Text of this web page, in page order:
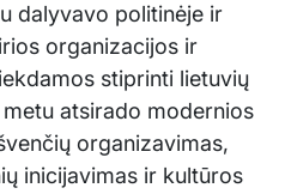
dalyvavo politinėje ir
organizacijos ir
stiprinti lietuvių
atsirado modernios
organizavimas,
inicijavimas ir kultūros